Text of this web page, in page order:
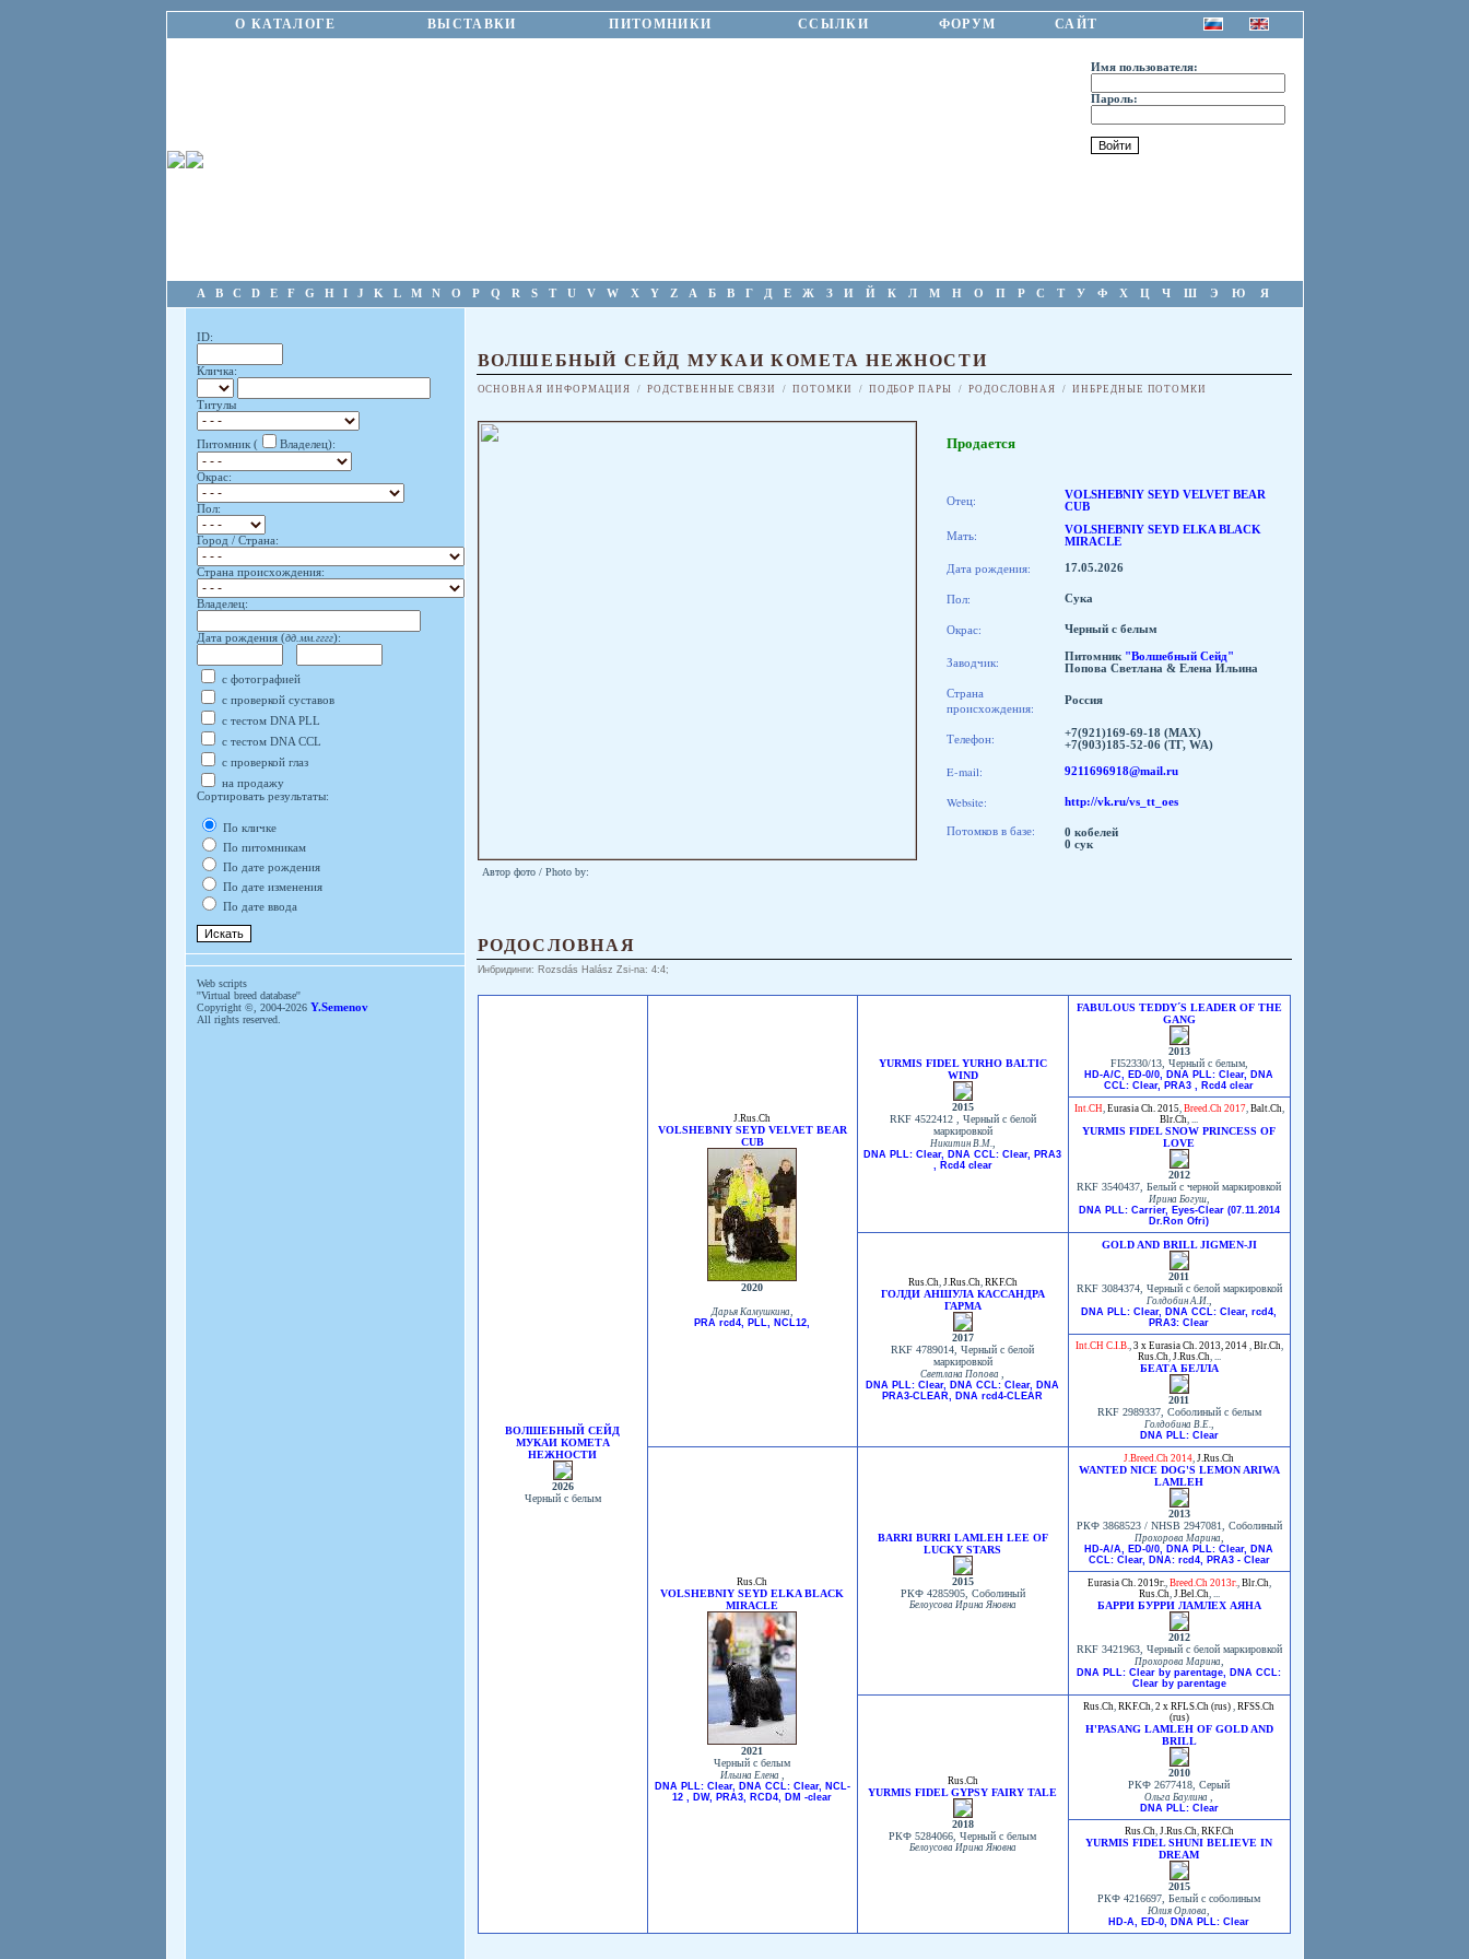
О КАТАЛОГЕ ВЫСТАВКИ ПИТОМНИКИ ССЫЛКИ ФОРУМ САЙТ
Имя пользователя:
Пароль:
A B C D E F G H I J K L M N O P Q R S T U V W X Y Z А Б В Г Д Е Ж З И Й К Л М Н О П Р С Т У Ф Х Ц Ч Ш Э Ю Я
ID:
Кличка:
Титулы
Питомник ( Владелец):
Окрас:
Пол:
Город / Страна:
Страна происхождения:
Владелец:
Дата рождения (дд.мм.гггг):
с фотографией
с проверкой суставов
с тестом DNA PLL
с тестом DNA CCL
с проверкой глаз
на продажу
Сортировать результаты:
По кличке
По питомникам
По дате рождения
По дате изменения
По дате ввода
Web scripts
''Virtual breed database''
Copyright ©, 2004-2026 Y.Semenov
All rights reserved.
ВОЛШЕБНЫЙ СЕЙД МУКАИ КОМЕТА НЕЖНОСТИ
ОСНОВНАЯ ИНФОРМАЦИЯ / РОДСТВЕННЫЕ СВЯЗИ / ПОТОМКИ / ПОДБОР ПАРЫ / РОДОСЛОВНАЯ / ИНБРЕДНЫЕ ПОТОМКИ
Автор фото / Photo by:
Продается
Отец:
VOLSHEBNIY SEYD VELVET BEAR
CUB
Мать:
VOLSHEBNIY SEYD ELKA BLACK
MIRACLE
Дата рождения: 17.05.2026
Пол: Сука
Окрас: Черный с белым
Заводчик: Питомник "Волшебный Сейд"
Попова Светлана & Елена Ильина
Страна
происхождения:
Россия
Телефон:
+7(921)169-69-18 (МАХ)
+7(903)185-52-06 (ТГ, WA)
E-mail: 9211696918@mail.ru
Website: http://vk.ru/vs_tt_oes
Потомков в базе:
0 кобелей
0 сук
РОДОСЛОВНАЯ
Инбридинги: Rozsdás Halász Zsi-na: 4:4;
ВОЛШЕБНЫЙ СЕЙД
МУКАИ КОМЕТА
НЕЖНОСТИ
2026
Черный с белым
J.Rus.Ch
VOLSHEBNIY SEYD VELVET BEAR
CUB
2020
Дарья Камушкина
PRA rcd4, PLL, NCL12,
YURMIS FIDEL YURHO BALTIC
WIND
2015
RKF 4522412 , Черный с белой
маркировкой
Никитин В.М.
DNA PLL: Clear, DNA CCL: Clear, PRA3
, Rcd4 clear
FABULOUS TEDDY´S LEADER OF THE
GANG
2013
FI52330/13, Черный с белым,
HD-A/C, ED-0/0, DNA PLL: Clear, DNA
CCL: Clear, PRA3 , Rcd4 clear
Int.CH, Eurasia Ch. 2015, Breed.Ch 2017, Balt.Ch,
Blr.Ch, ...
YURMIS FIDEL SNOW PRINCESS OF
LOVE
2012
RKF 3540437, Белый с черной маркировкой
Ирина Богуш,
DNA PLL: Carrier, Eyes-Clear (07.11.2014
Dr.Ron Ofri)
Rus.Ch, J.Rus.Ch, RKF.Ch
ГОЛДИ АНШУЛА КАССАНДРА
ГАРМА
2017
RKF 4789014, Черный с белой
маркировкой
Светлана Попова
DNA PLL: Clear, DNA CCL: Clear, DNA
PRA3-CLEAR, DNA rcd4-CLEAR
GOLD AND BRILL JIGMEN-JI
2011
RKF 3084374, Черный с белой маркировкой
Голдобин А.И.
DNA PLL: Clear, DNA CCL: Clear, rcd4,
PRA3: Clear
Int.CH C.I.B., 3 x Eurasia Ch. 2013, 2014, Blr.Ch,
Rus.Ch, J.Rus.Ch, ...
БЕАТА БЕЛЛА
2011
RKF 2989337, Соболиный с белым
Голдобина В.Е.
DNA PLL: Clear
Rus.Ch
VOLSHEBNIY SEYD ELKA BLACK
MIRACLE
2021
Черный с белым
Ильина Елена
DNA PLL: Clear, DNA CCL: Clear, NCL-
12 , DW, PRA3, RCD4, DM -clear
BARRI BURRI LAMLEH LEE OF
LUCKY STARS
2015
РКФ 4285905, Соболиный
Белоусова Ирина Яновна
J.Breed.Ch 2014, J.Rus.Ch
WANTED NICE DOG'S LEMON ARIWA
LAMLEH
2013
РКФ 3868523 / NHSB 2947081, Соболиный
Прохорова Марина
HD-A/A, ED-0/0, DNA PLL: Clear, DNA
CCL: Clear, DNA: rcd4, PRA3 - Clear
Eurasia Ch. 2019г., Breed.Ch 2013г., Blr.Ch,
Rus.Ch, J.Bel.Ch, ...
БАРРИ БУРРИ ЛАМЛЕХ АЯНА
2012
RKF 3421963, Черный с белой маркировкой
Прохорова Марина
DNA PLL: Clear by parentage, DNA CCL:
Clear by parentage
Rus.Ch
YURMIS FIDEL GYPSY FAIRY TALE
2018
РКФ 5284066, Черный с белым
Белоусова Ирина Яновна
Rus.Ch, RKF.Ch, 2 x RFLS.Ch (rus) , RFSS.Ch
(rus)
H'PASANG LAMLEH OF GOLD AND
BRILL
2010
РКФ 2677418, Серый
Ольга Баулина
DNA PLL: Clear
Rus.Ch, J.Rus.Ch, RKF.Ch
YURMIS FIDEL SHUNI BELIEVE IN
DREAM
2015
РКФ 4216697, Белый с соболиным
Юлия Орлова
HD-A, ED-0, DNA PLL: Clear